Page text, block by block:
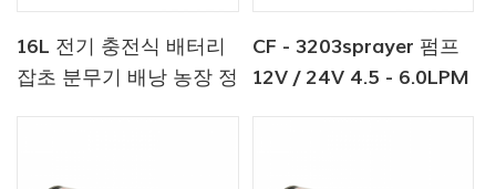
16L 전기 충전식 배터리
잡초 분무기 배낭 농장 정
CF - 3203sprayer 펌프
12V / 24V 4.5 - 6.0LPM